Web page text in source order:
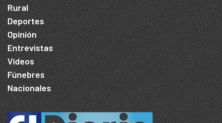
Rural
Deportes
Opinión
Entrevistas
Videos
Fúnebres
Nacionales